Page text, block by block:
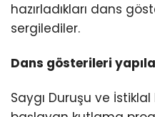
hazırladıkları dans
sergilediler.
Dans gösterileri
Saygı Duruşu ve İstiklal